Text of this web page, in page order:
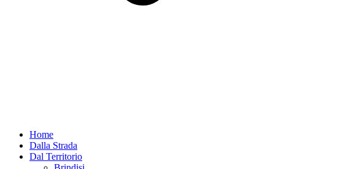
Home
Dalla Strada
Dal Territorio